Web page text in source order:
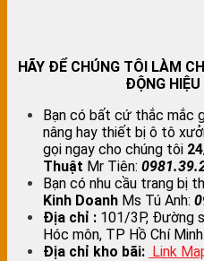
HÃY ĐỂ CHÚNG TÔI LÀM
ĐỘNG
Bạn có bất cứ thắc mắc
nâng hay thiết bị ô tô
gọi ngay cho chúng tôi
Thuật Mr Tiên:
Bạn có nhu cầu trang bị
Kinh Doanh Ms Tú Anh:
Địa chỉ : 101/3P, Đường
Hóc môn, TP Hồ Chí Minh
Địa chỉ kho bãi: Link